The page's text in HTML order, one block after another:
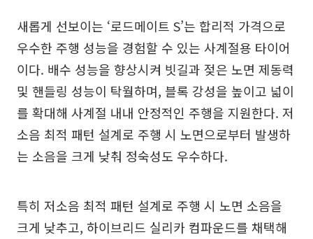
새롭게 선보이는 ‘로드메이트 S’는 합리적 가격으로
우수한 주행 성능을 경험할 수 있는 사계절용 타이어
이다. 배수 성능을 향상시켜 빗길과 젖은 노면 제동력
및 핸들링 성능이 탁월하며, 블록 강성을 높이고 넓이
를 확대해 사계절 내내 안정적인 주행을 지원한다. 저
소음 최적 패턴 설계로 주행 시 노면으로부터 발생하
는 소음을 크게 낮춰 정숙성도 우수하다.
특히 저소음 최적 패턴 설계로 주행 시 노면 소음을
크게 낮추고, 하이브리드 실리카 컴파운드를 채택해